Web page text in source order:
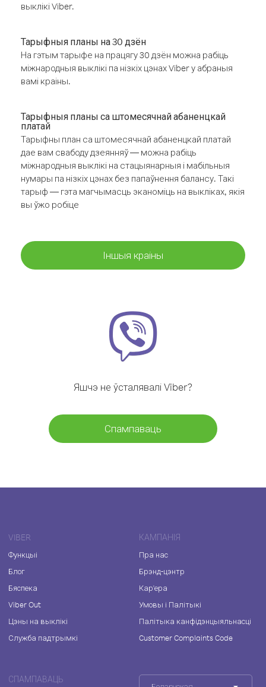
выклікі Viber.
Тарыфныя планы на 30 дзён
На гэтым тарыфе на працягу 30 дзён можна рабіць
міжнародныя выклікі па нізкіх цэнах Viber у абраныя
вамі краіны.
Тарыфныя планы са штомесячнай абаненцкай
платай
Тарыфны план са штомесячнай абаненцкай платай
дае вам свабоду дзеянняў — можна рабіць
міжнародныя выклікі на стацыянарныя і мабільныя
нумары па нізкіх цэнах без папаўнення балансу. Такі
тарыф — гэта магчымасць эканоміць на выкліках, якія
вы ўжо робіце
Іншыя краіны
Яшчэ не ўсталявалі Viber?
Спампаваць
VIBER
Функцыі
Блог
Бяспека
Viber Out
Цэны на выклікі
Служба падтрымкі
КАМПАНІЯ
Пра нас
Брэнд-цэнтр
Кар'ера
Умовы і Палітыкі
Палітыка канфідэнцыяльнасці
Customer Complaints Code
СПАМПАВАЦЬ